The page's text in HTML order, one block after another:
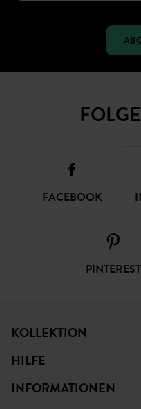
FACEBOOK
PINTEREST
KOLLEKTION
HILFE
INFORMATIONEN